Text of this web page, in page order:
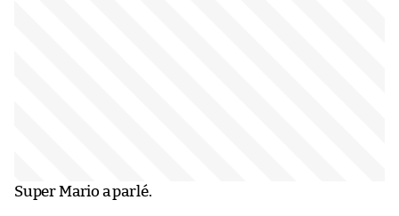
Super Mario a parlé.